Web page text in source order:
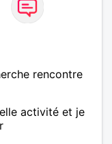
rencontre
activité et je